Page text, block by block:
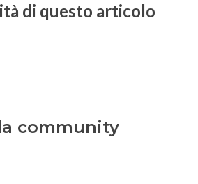
di questo articolo
community